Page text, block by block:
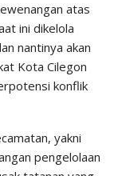
atas
ini dikelola
nantinya akan
Kota Cilegon
konflik
yakni
pengelolaan